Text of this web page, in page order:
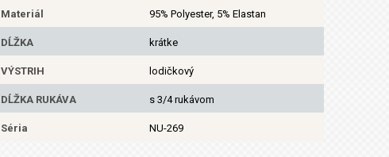
Materiál 95% Polyester, 5% Elastan
DĹŽKA krátke
VÝSTRIH lodičkový
DĹŽKA RUKÁVA s 3/4 rukávom
Séria NU-269